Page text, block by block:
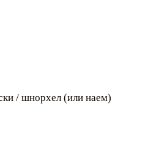
/ шнорхел (или наем)